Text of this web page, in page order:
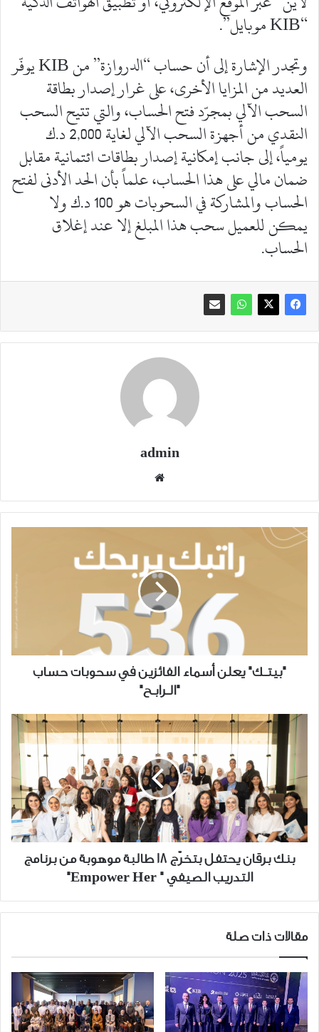
“KIB موبايل”.
وتجدر الإشارة إلى أن حساب “الدروازة” من KIB يوفّر
العديد من المزايا الأخرى، على غرار إصدار بطاقة
السحب الآلي بمجرّد فتح الحساب، والتي تتيح السحب
النقدي من أجهزة السحب الآلي لغاية 2,000 د.ك
يومياً، إلى جانب إمكانية إصدار بطاقات ائتمانية مقابل
ضمان مالي على هذا الحساب، علماً بأن الحد الأدنى لفتح
الحساب والمشاركة في السحوبات هو 100 د.ك ولا
يمكن للعميل سحب هذا المبلغ إلا عند إغلاق
الحساب.
admin
"بيتــك"
يعلن
"الــرابــح"
"بيتــك" يعلن أسماء الفائزين في سحوبات حساب
"الــرابــح"
بنك
برقان
يحتفل
بتخرّج
18
طالبة
موهوبة
من
برنامج
التدريب
"
Empower
Her"
بنك برقان يحتفل بتخرّج 18 طالبة موهوبة من برنامج
التدريب الصيفي " Empower Her"
مقالات ذات صلة